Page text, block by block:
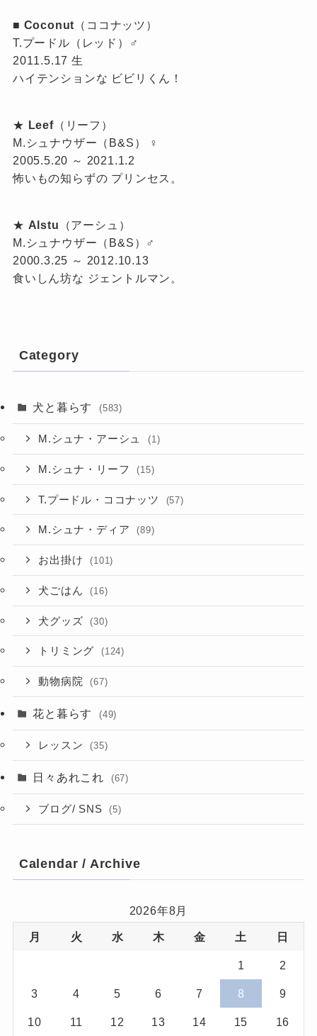
■ Coconut （ココナッツ）
T.プードル（レッド）♂
2011.5.17 生
ハイテンションな ビビリくん！
★ Leef（リーフ）
M.シュナウザー（B&S） ♀
2005.5.20 ～ 2021.1.2
怖いもの知らずの プリンセス。
★ Alstu （アーシュ）
M.シュナウザー（B&S）♂
2000.3.25 ～ 2012.10.13
食いしん坊な ジェントルマン。
Category
犬と暮らす (583)
M.シュナ・アーシュ (1)
M.シュナ・リーフ (15)
T.プードル・ココナッツ (57)
M.シュナ・ディア (89)
お出掛け (101)
犬ごはん (16)
犬グッズ (30)
トリミング (124)
動物病院 (67)
花と暮らす (49)
レッスン (35)
日々あれこれ (67)
ブログ/ SNS (5)
Calendar / Archive
2026年8月
月 火 水 木 金 土 日
1 2
3 4 5 6 7 8 9
10 11 12 13 14 15 16